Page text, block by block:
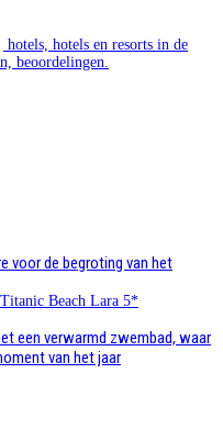
hotels, hotels en resorts in de
beoordelingen.
voor de begroting van het
een verwarmd zwembad, waar
van het jaar